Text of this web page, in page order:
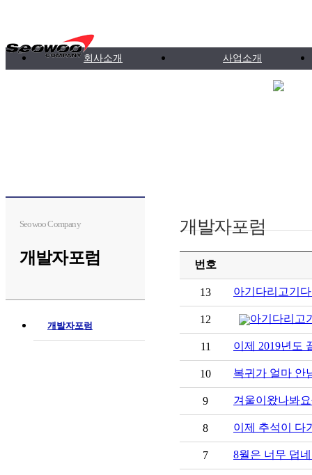
회사소개 사업소개
Seowoo Company
개발자포럼
개발자포럼
개발자포럼
번호
13 아기다리고기
12 아기다리고
11 이제 2019년도
10 복귀가 얼마 안
9 겨울이왔나봐
8 이제 추석이 다
7 8월은 너무 덥